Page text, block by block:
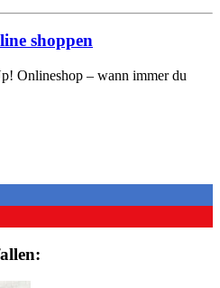
shoppen
Onlineshop – wann immer du